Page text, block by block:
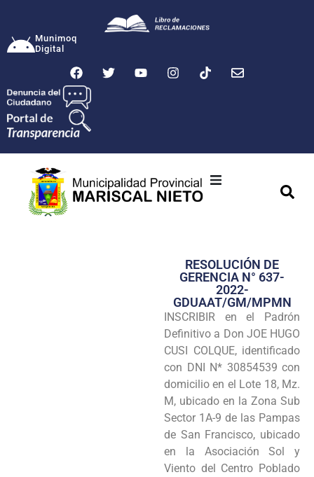
Munimoq
Digital
Transparencia
Seguridad
Programas
Intranet
RESOLUCIÓN DE
GERENCIA N° 637-
2022-
GDUAAT/GM/MPMN
INSCRIBIR en el Padrón
Definitivo a Don JOE HUGO
CUSI COLQUE, identificado
con DNI N* 30854539 con
domicilio en el Lote 18, Mz.
M, ubicado en la Zona Sub
Sector 1A-9 de las Pampas
de San Francisco, ubicado
en la Asociación Sol y
Viento del Centro Poblado